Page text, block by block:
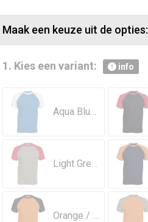
Maak een keuze uit de opties:
1. Kies een variant: info
Aqua Blue / White
Light Grey / Red
Orange / Black